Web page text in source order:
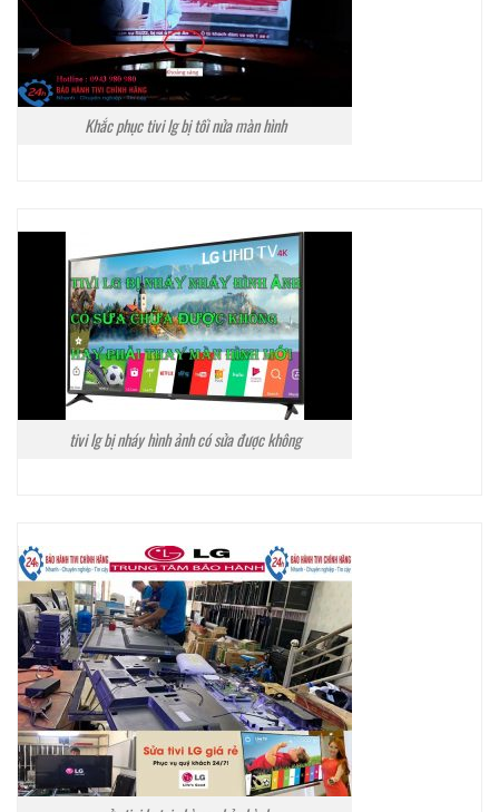
Khắc phục tivi lg bị tối nửa màn hình
tivi lg bị nháy hình ảnh có sửa được không